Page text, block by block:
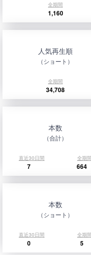
全期間
1,160
人気再生順
（ショート）
全期間
34,708
本数
（合計）
直近30日間 全期間
7 664
本数
（ショート）
直近30日間 全期間
0 5